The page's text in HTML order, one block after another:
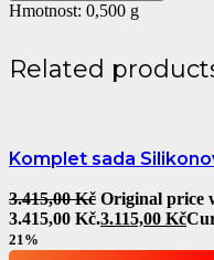
Hmotnost: 0,500 g
Related
Komplet sada
3.415,00Kč Original price
3.415,00 Kč.3.115,00 Kč
21%